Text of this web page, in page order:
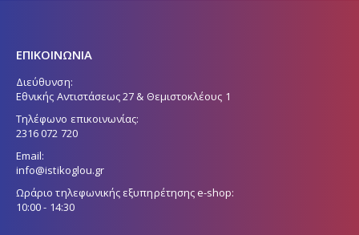
ΕΠΙΚΟΙΝΩΝΙΑ
Διεύθυνση:
Εθνικής Αντιστάσεως 27 & Θεμιστοκλέους 1
Τηλέφωνο επικοινωνίας:
2316 072 720
Email:
info@istikoglou.gr
Ωράριο τηλεφωνικής εξυπηρέτησης e-shop:
10:00 - 14:30